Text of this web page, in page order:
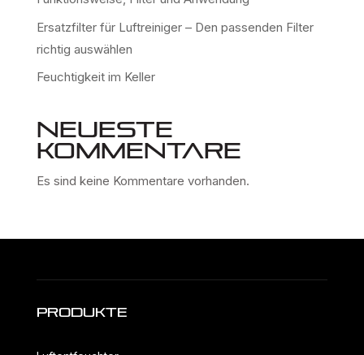
Ersatzfilter für Luftreiniger – Den passenden Filter
richtig auswählen
Feuchtigkeit im Keller
Neueste
Kommentare
Es sind keine Kommentare vorhanden.
Produkte